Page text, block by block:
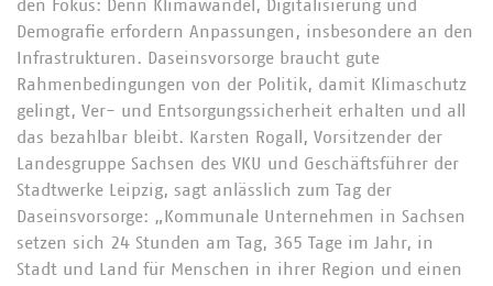
den Fokus: Denn Klimawandel, Digitalisierung und
Demografie erfordern Anpassungen, insbesondere an den
Infrastrukturen. Daseinsvorsorge braucht gute
Rahmenbedingungen von der Politik, damit Klimaschutz
gelingt, Ver- und Entsorgungssicherheit erhalten und all
das bezahlbar bleibt. Karsten Rogall, Vorsitzender der
Landesgruppe Sachsen des VKU und Geschäftsführer der
Stadtwerke Leipzig, sagt anlässlich zum Tag der
Daseinsvorsorge: „Kommunale Unternehmen in Sachsen
setzen sich 24 Stunden am Tag, 365 Tage im Jahr, in
Stadt und Land für Menschen in ihrer Region und einen